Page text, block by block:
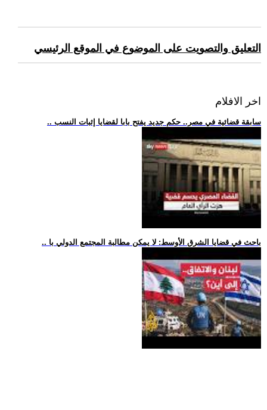
التعليق والتصويت على الموضوع في الموقع الرئيسي
اخر الافلام
.. سابقة قضائية في مصر.. حكم جديد يفتح بابا لقضايا إثبات النسب
.. باحث في قضايا الشرق الأوسط: لا يمكن مطالبة المجتمع الدولي با